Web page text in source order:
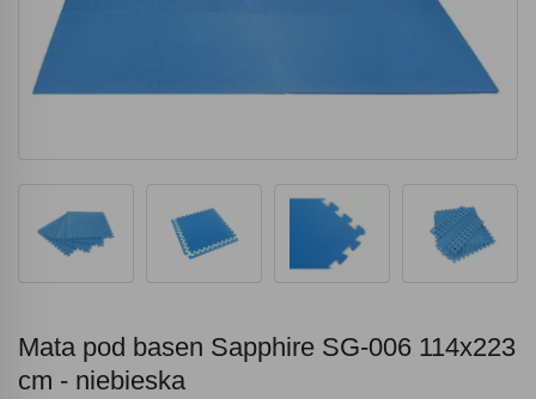
Mata pod basen Sapphire SG-006 114x223
cm - niebieska